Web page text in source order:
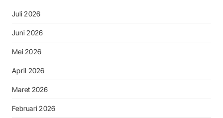
Juli 2026
Juni 2026
Mei 2026
April 2026
Maret 2026
Februari 2026